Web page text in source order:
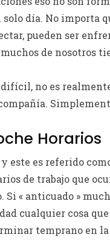
día. No importa
pueden ser
de nosotros
difícil, no es
Horarios
este es referido
de trabajo que
Si « anticuado »
cualquier cosa
temprano en la